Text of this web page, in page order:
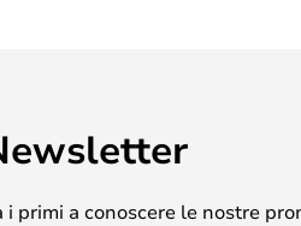
primi a conoscere le nostre